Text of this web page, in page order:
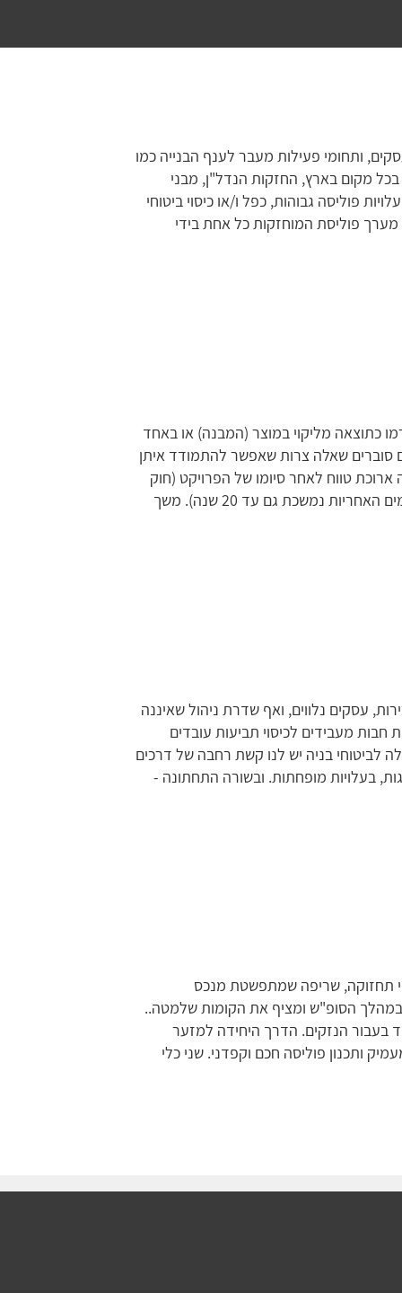
ותחומי פעילות מעבר לענף הבנייה כמו
מקום בארץ, החזקות הנדל"ן, מבני
פוליסה גבוהות, כפל ו/או כיסוי ביטוחי
פוליסת המוחזקות כל אחת בידי
כתוצאה מליקוי במוצר (המבנה) או באחד
סוברים שאלה צרות שאפשר להתמודד איתן
טווח לאחר סיומו של הפרויקט (חוק
המכר דורש מתן אחריות למשך 10 שנים ובמקרים מסוימים האחריות נמשכת גם עד 20 שנה). משך
עסקים נלווים, ואף שדרת ניהול שאיננה
מעבידים לכיסוי תביעות עובדים
לביטוחי בניה יש לנו קשת רחבה של דרכים
בעלויות מופחתות. ובשורה התחתונה -
תחזוקה, שריפה שמתפשטת מנכס
במהלך הסופ"ש ומציף את הקומות שלמטה..
בעבור הנזקים. הדרך היחידה למזער
ותכנון פוליסה חכם וקפדני. שני כלי